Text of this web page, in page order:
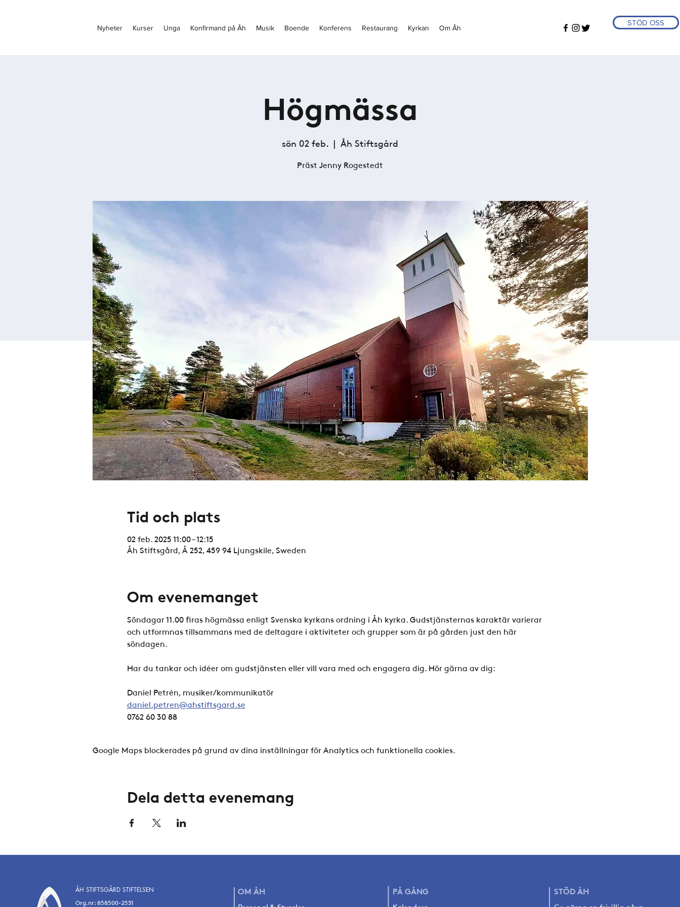
STÖD OSS
Nyheter Kurser Unga Konfirmand på Åh Musik Boende Konferens Restaurang Kyrkan Om Åh
Högmässa
sön 02 feb.
  |
Åh Stiftsgård
Präst Jenny Rogestedt
Tid och plats
02 feb. 2025 11:00 – 12:15
Åh Stiftsgård, Å 252, 459 94 Ljungskile, Sweden
Om evenemanget
Söndagar 11.00 firas högmässa enligt Svenska kyrkans ordning i Åh kyrka. Gudstjänsternas karaktär varierar
och utformnas tillsammans med de deltagare i aktiviteter och grupper som är på gården just den här
söndagen.
Har du tankar och idéer om gudstjänsten eller vill vara med och engagera dig. Hör gärna av dig:
Daniel Petrén, musiker/kommunikatör
daniel.petren@ahstiftsgard.se
0762 60 30 88
Google Maps blockerades på grund av dina inställningar för Analytics och funktionella cookies.
Dela detta evenemang
ÅH STIFTSGÅRD STIFTELSEN
Org.nr: 858500-2531
OM ÅH PÅGÅNG STÖDÅH